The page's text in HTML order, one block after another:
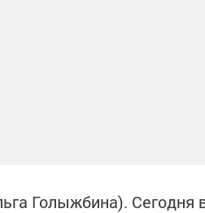
Голыжбина). Сегодня